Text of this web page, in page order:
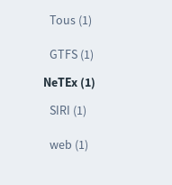
Tous (1)
GTFS (1)
NeTEx (1)
SIRI (1)
web (1)